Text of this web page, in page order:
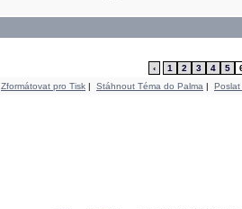
‹ 1 2 3 4 5
Zformátovat pro Tisk | Stáhnout Téma do Palma | Poslat